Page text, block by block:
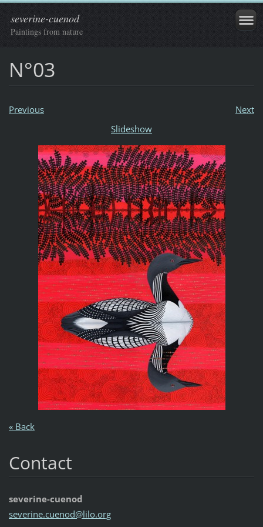
severine-cuenod
Paintings from nature
N°03
Previous
Next
Slideshow
« Back
Contact
severine-cuenod
severine.cuenod@lilo.org